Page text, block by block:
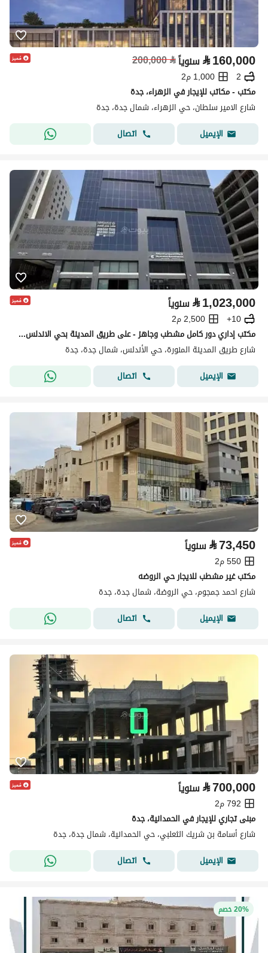
⃁160,000 سنوياً⃁
200,000
2
1,000 م2
مكتب - مكاتب للإيجار في الزهراء، جدة
شارع الامير سلطان، حي الزهراء، شمال جدة، جدة
الإيميل
اتصال
⃁1,023,000 سنوياً
10+
2,500 م2
مكتب إداري دور كامل مشطب وجاهز - على طريق المدينة بحي الاندلس جدة
شارع طريق المدينة المنورة، حي الأندلس، شمال جدة، جدة
الإيميل
اتصال
⃁73,450 سنوياً
550 م2
مكتب غير مشطب للايجار حي الروضه
شارع احمد جمجوم، حي الروضة، شمال جدة، جدة
الإيميل
اتصال
⃁700,000 سنوياً
792 م2
مبنى تجاري للإيجار في الحمدانية، جدة
شارع أسامة بن شريك الثعلبي، حي الحمدانية، شمال جدة، جدة
الإيميل
اتصال
20% خصم